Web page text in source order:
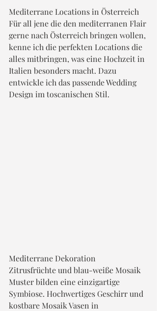
Mediterrane Locations in Österreich
Für all jene die den mediterranen Flair
gerne nach Österreich bringen wollen,
kenne ich die perfekten Locations die
alles mitbringen, was eine Hochzeit in
Italien besonders macht. Dazu
entwickle ich das passende Wedding
Design im toscanischen Stil.
Mediterrane Dekoration
Zitrusfrüchte und blau-weiße Mosaik
Muster bilden eine einzigartige
Symbiose. Hochwertiges Geschirr und
kostbare Mosaik Vasen in